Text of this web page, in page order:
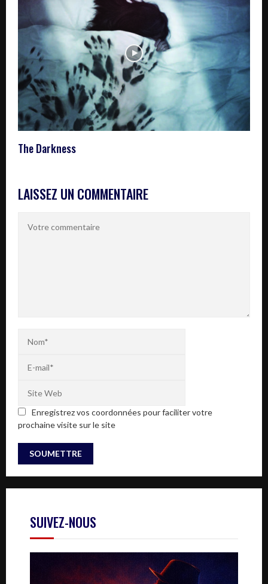
The Darkness
LAISSEZ UN COMMENTAIRE
Enregistrez vos coordonnées pour faciliter votre
prochaine visite sur le site
SUIVEZ-NOUS